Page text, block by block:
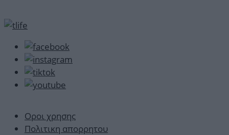
Οροι χρησης
Πολιτικη απορρητου